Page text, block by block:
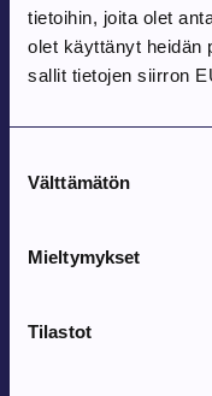
tietoihin, joita olet
olet käyttänyt heidän
sallit tietojen siirron
valinta
Välttämätön
Mieltymykset
Tilastot
Hiljaisten
Parkanon kirjasto,
Parkanon